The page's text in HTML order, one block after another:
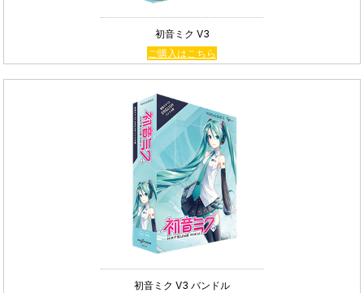
初音ミク V3
ご購入はこちら
初音ミク V3 バンドル